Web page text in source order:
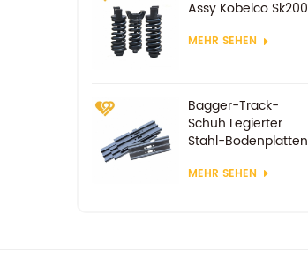
Assy Kobelco Sk200
MEHR SEHEN
Bagger-Track-
Schuh Legierter
Stahl-Bodenplatten
MEHR SEHEN